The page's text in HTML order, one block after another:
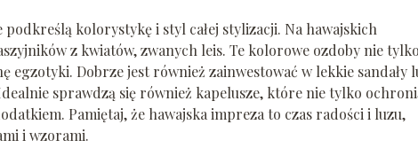
kolorystykę i styl całej stylizacji. Na hawajskich
z kwiatów, zwanych leis. Te kolorowe ozdoby nie tylko
egzotyki. Dobrze jest również zainwestować w lekkie sandały
sprawdzą się również kapelusze, które nie tylko
Pamiętaj, że hawajska impreza to czas radości i luzu,
i wzorami.